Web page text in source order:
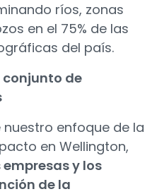
ríos, zonas
en el 75% de las
del país.
conjunto de
enfoque de la
en Wellington,
y los
de la